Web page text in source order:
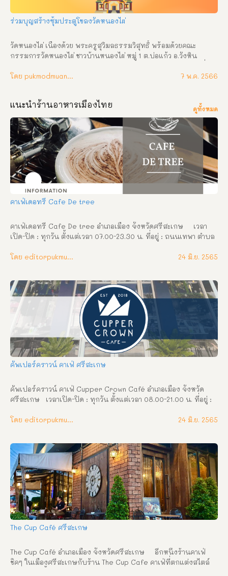
ร่วมบุญสร้างซุ้มประตูโขลงวัดหนองไผ่
วัดหนองไผ่ เนื่องด้วย พระครูสุวิมลธรรมวิสุทธิ์ พร้อมด้วยคณะ
กรรมการวัดหนองไผ่ ชาวบ้านหนองไผ่ หมู่ 1 ต.บ่อแก้ว อ.วังหิน
สมทบทุนสร้างซุ้มประตูโขง วัดหนองไผ่ แต่ยังขาดทุนทรัพย์จำนวน
ในวันศุกร์ – เสาร์ ที่ 2 – 3 มิถุนายน พ.ศ. 2566 นี้ ขออำนาจคุณพระ
ศรีรัตนตรัยและสิ่งศักดิ์สิทธิ์ทั้งหลายจงดลบันดาลให้ท่านและ
ครอบครัวที่ได้ร่วมทำบุญกฐินสามัคคี ในครั้งนี้จงประสบสุข สิริ
สวัสดิ์ พิพัฒนมงคลสัมฤทธิ์อัตผล ด้วย ลาภ ยศ สุข สรรเสริญพร้อม
จตุรตธพรชัย 4 ประการ คือ อายุ วรรณะ สุขะ พละ ปฏิภาณธนสาร
สมบัติ ตลอดไป ติดต่อประสานงานได้ที่ วัดหนองไผ่ โทร. 087-
0271243 , 082-1300229 กำหนดการ วันศุกร์ ที่ 2 มิถุนายน พ.ศ.
2566 (ขึ้น 14 ค่ำ เดือน 7) เวลา 08.00 น. ตั้งองค์ผ้าป่าสามัคคี ณ ศาลา
นาบุญวัดหนองไผ่ เวลา 09.00 น. พิธีบวงสรวงบูชาครูบูรพาจารย์
เวลา 09.00 น. พระสงฆ์ 9 รูป เจริญพระพุทธมนต์ วันเสาร์ ที่ 3
โดย pukmodmuangthai 7 พ.ค. 2566
แนะนำร้านอาหารเมืองไทย ดูทั้งหมด
คาเฟ่เดอทรี Cafe De tree
คาเฟ่เดอทรี Cafe De tree อำเภอเมือง จังหวัดศรีสะเกษ     เวลา
เปิด-ปิด : ทุกวัน ตั้งแต่เวลา 07.00-23.30 น. ที่อยู่ : ถนนเทพา ตำบล
2572 เฟซบุ๊ก : Cafe De tree
โดย editorpukmudmuangthai 24 มิ.ย. 2565
คัพเปอร์คราวน์ คาเฟ่ ศรีสะเกษ
คัพเปอร์คราวน์ คาเฟ่ Cupper Crown Café อำเภอเมือง จังหวัด
ศรีสะเกษ   เวลาเปิด-ปิด : ทุกวัน ตั้งแต่เวลา 08.00-21.00 น. ที่อยู่ :
: 082 656 6394 เฟซบุ๊ก : Cupper Crown Café คัพเปอร์ คราวน์'(
หน่อย Indoor ภายในร้านก็เย็นฉ่ำดี เมนูน่าตื่นตาตื่นใจทั้งเครื่องดื่ม
สารพัด อาหาร และเบเกอรี่
โดย editorpukmudmuangthai 24 มิ.ย. 2565
The Cup Café ศรีสะเกษ
The Cup Café อำเภอเมือง จังหวัดศรีสะเกษ     อีกหนึ่งร้านคาเฟ่
ชิคๆ ในเมืองศรีสะเกษกับร้าน The Cup Cafe คาเฟ่ที่ตกแต่งสไตล์